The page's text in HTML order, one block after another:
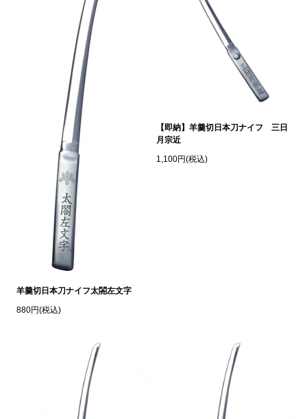
羊羹切日本刀ナイフ太閤左文字
880円(税込)
【即納】羊羹切日本刀ナイフ 三日
月宗近
1,100円(税込)